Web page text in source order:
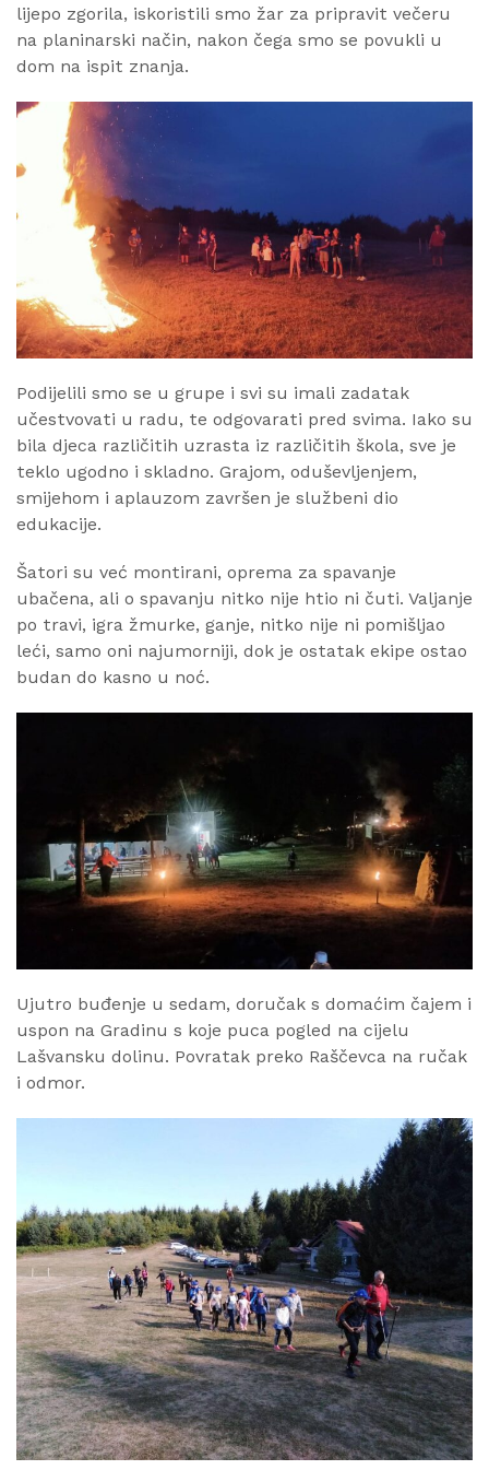
lijepo zgorila, iskoristili smo žar za pripravit večeru
na planinarski način, nakon čega smo se povukli u
dom na ispit znanja.
Podijelili smo se u grupe i svi su imali zadatak
učestvovati u radu, te odgovarati pred svima. Iako su
bila djeca različitih uzrasta iz različitih škola, sve je
teklo ugodno i skladno. Grajom, oduševljenjem,
smijehom i aplauzom završen je službeni dio
edukacije.
Šatori su već montirani, oprema za spavanje
ubačena, ali o spavanju nitko nije htio ni čuti. Valjanje
po travi, igra žmurke, ganje, nitko nije ni pomišljao
leći, samo oni najumorniji, dok je ostatak ekipe ostao
budan do kasno u noć.
Ujutro buđenje u sedam, doručak s domaćim čajem i
uspon na Gradinu s koje puca pogled na cijelu
Lašvansku dolinu. Povratak preko Raščevca na ručak
i odmor.